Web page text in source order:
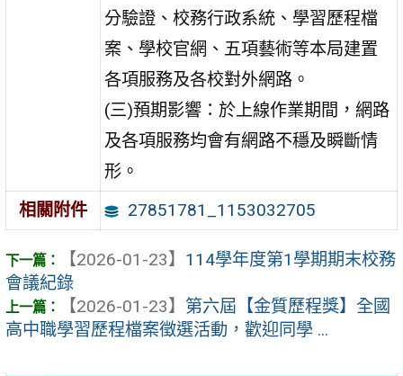
分驗證、校務行政系統、學習歷程檔
案、學校官網、五項藝術等本局建置
各項服務及各校對外網路。
(三)預期影響：於上線作業期間，網路
及各項服務均會有網路不穩及瞬斷情
形。
相關附件
27851781_1153032705
【2026-01-23】 114學年度第1學期期末校務
會議紀錄
【2026-01-23】 第六屆【金質歷程獎】全國
高中職學習歷程檔案徵選活動，歡迎同學 ...